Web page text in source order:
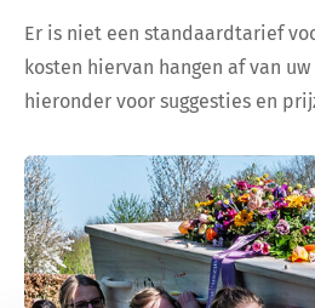
Er is niet een standaardtarief
kosten hiervan hangen af van
hieronder voor suggesties en
Bekijk tarieven voor begrafenis